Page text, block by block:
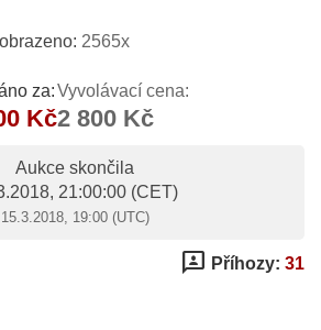
2565x
za:
Kč
Vyvolávací cena:
2 800 Kč
Aukce skončila
21:00:00 (CET)
15.3.2018, 19:00 (UTC)
3p Příhozy: 31